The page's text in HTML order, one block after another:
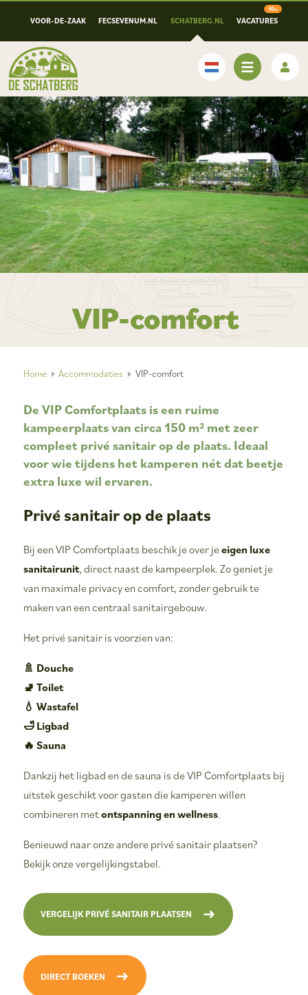
VOOR-DE-ZAAK FECSEVENUM.NL SCHATBERG.NL VACATURES
Nederlands
VIP-comfort
Home Accommodaties VIP-comfort
De VIP Comfortplaats is een ruime
kampeerplaats van circa150 m²metzeer
compleet privé sanitair op de plaats. Ideaal
voor wie tijdens het kamperen nét dat beetje
extra luxe wil ervaren.
Privé sanitair op de plaats
Bij een VIP Comfortplaats beschik je over jeeigen luxe
sanitairunit, direct naast de kampeerplek. Zo geniet je
van maximale privacy en comfort, zonder gebruik te
maken van een centraal sanitairgebouw.
Het privé sanitair is voorzien van:
🚿 Douche
🚽 Toilet
💧 Wastafel
🛁 Ligbad
🔥 Sauna
Dankzij het ligbad en de sauna is de VIP Comfortplaats bij
uitstek geschikt voor gasten die kamperen willen
combineren metontspanning en wellness.
Benieuwd naar onze andere privé sanitair plaatsen?
Bekijk onze vergelijkingstabel.
VERGELIJK PRIVÉ SANITAIR PLAATSEN
DIRECT BOEKEN